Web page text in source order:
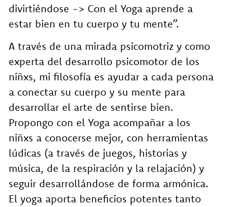
divirtiéndose -> Con el Yoga aprende a
estar bien en tu cuerpo y tu mente”.
A través de una mirada psicomotriz y como
experta del desarrollo psicomotor de los
niñxs, mi filosofía es ayudar a cada persona
a conectar su cuerpo y su mente para
desarrollar el arte de sentirse bien.
Propongo con el Yoga acompañar a los
niñxs a conocerse mejor, con herramientas
lúdicas (a través de juegos, historias y
música, de la respiración y la relajación) y
seguir desarrollándose de forma armónica.
El yoga aporta beneficios potentes tanto